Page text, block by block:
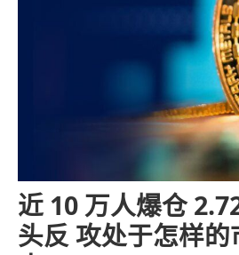
近 10 万人爆仓
头反 攻处于怎样